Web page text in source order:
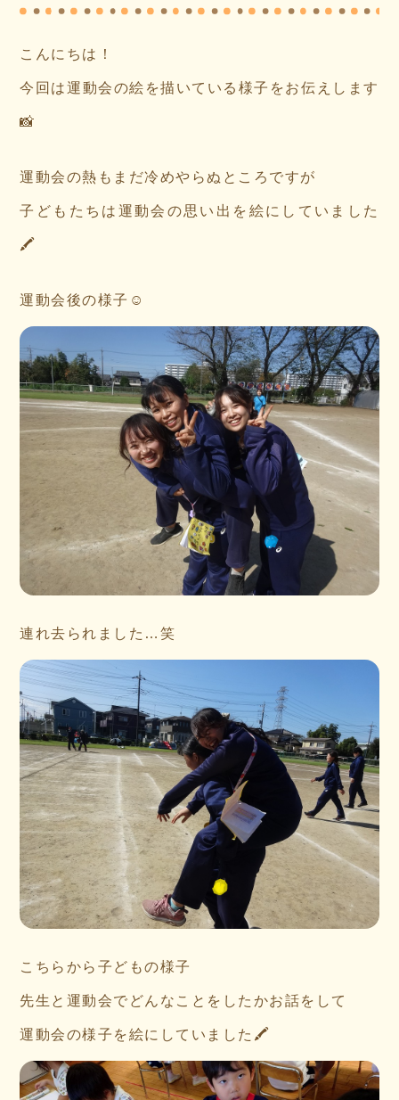
こんにちは！
今回は運動会の絵を描いている様子をお伝えします
📸
運動会の熱もまだ冷めやらぬところですが
子どもたちは運動会の思い出を絵にしていました
🖍
運動会後の様子☺
連れ去られました…笑
こちらから子どもの様子
先生と運動会でどんなことをしたかお話をして
運動会の様子を絵にしていました🖍